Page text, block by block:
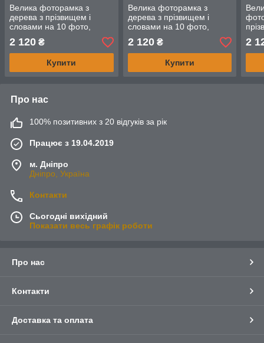
Велика фоторамка з
дерева з прізвищем і
словами на 10 фото,
фоторамка на річницю,
подарунок для сім'ї.
2 120 ₴
Купити
Велика фоторамка з
дерева з прізвищем і
словами на 10 фото,
фоторамка на річницю,
фоторамка на ювілей
2 120₴
Купити
2
Про нас
100% позитивних з 20 відгуків за рік
Працює з 19.04.2019
м. Дніпро
Дніпро, Україна
Контакти
Сьогодні вихідний
Показати весь графік роботи
Про нас
Контакти
Доставка та оплата